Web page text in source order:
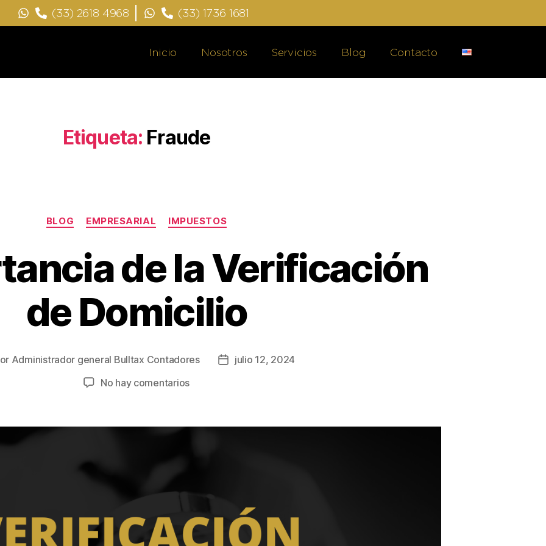
(33) 2618 4968 (33) 1736 1681
Inicio Nosotros Servicios Blog Contacto
Etiqueta: Fraude
BLOG EMPRESARIAL IMPUESTOS
de la Verificación
de Domicilio
Administrador general Bulltax Contadores
julio 12, 2024
No hay comentarios